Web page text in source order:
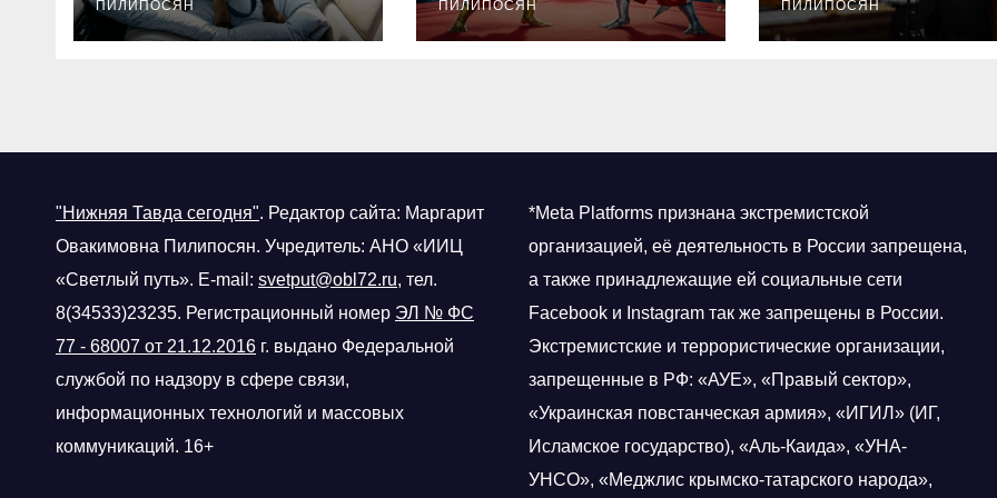
знать
ПИЛИПОСЯН ПИЛИПОСЯН
награду
ПИЛИПОСЯН
"Нижняя Тавда сегодня". Редактор сайта: Маргарит
Овакимовна Пилипосян. Учредитель: АНО «ИИЦ
«Светлый путь». E-mail: svetput@obl72.ru, тел.
8(34533)23235. Регистрационный номер ЭЛ № ФС
77 - 68007 от 21.12.2016 г. выдано Федеральной
службой по надзору в сфере связи,
информационных технологий и массовых
коммуникаций. 16+
*Meta Platforms признана экстремистской
организацией, её деятельность в России запрещена,
а также принадлежащие ей социальные сети
Facebook и Instagram так же запрещены в России.
Экстремистские и террористические организации,
запрещенные в РФ: «АУЕ», «Правый сектор»,
«Украинская повстанческая армия», «ИГИЛ» (ИГ,
Исламское государство), «Аль-Каида», «УНА-
УНСО», «Меджлис крымско-татарского народа»,